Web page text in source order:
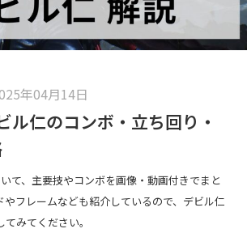
年04月14日
ル仁のコンボ・立ち回り・
て、主要技やコンボを画像・動画付きでまと
やフレームなども紹介しているので、デビル仁
みてください。